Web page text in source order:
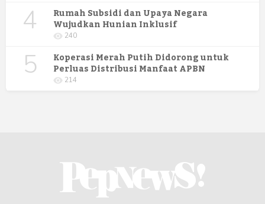
4 Rumah Subsidi dan Upaya Negara
Wujudkan Hunian Inklusif
240
5 Koperasi Merah Putih Didorong untuk
Perluas Distribusi Manfaat APBN
214